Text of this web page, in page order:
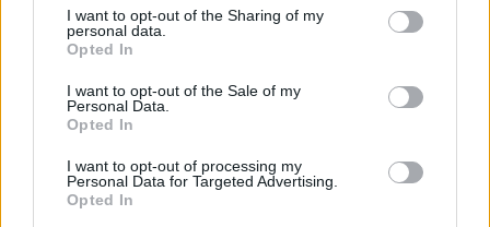
I want to opt-out of the Sharing of my
personal data.
Opted In
I want to opt-out of the Sale of my
Personal Data.
Opted In
I want to opt-out of processing my
Personal Data for Targeted Advertising.
Opted In
Strage di Berlino, l’Europa si
sveglierà solo quando sarà troppo
di Marco Baldassarri
26 Luglio 2026, 15:00